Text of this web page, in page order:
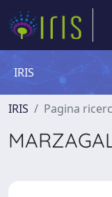
IRIS
IRIS Pagina